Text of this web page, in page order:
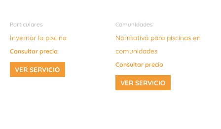
Particulares
Invernar la piscina
Consultar precio
VER SERVICIO
Comunidades
Normativa para piscinas en
comunidades
Consultar precio
VER SERVICIO